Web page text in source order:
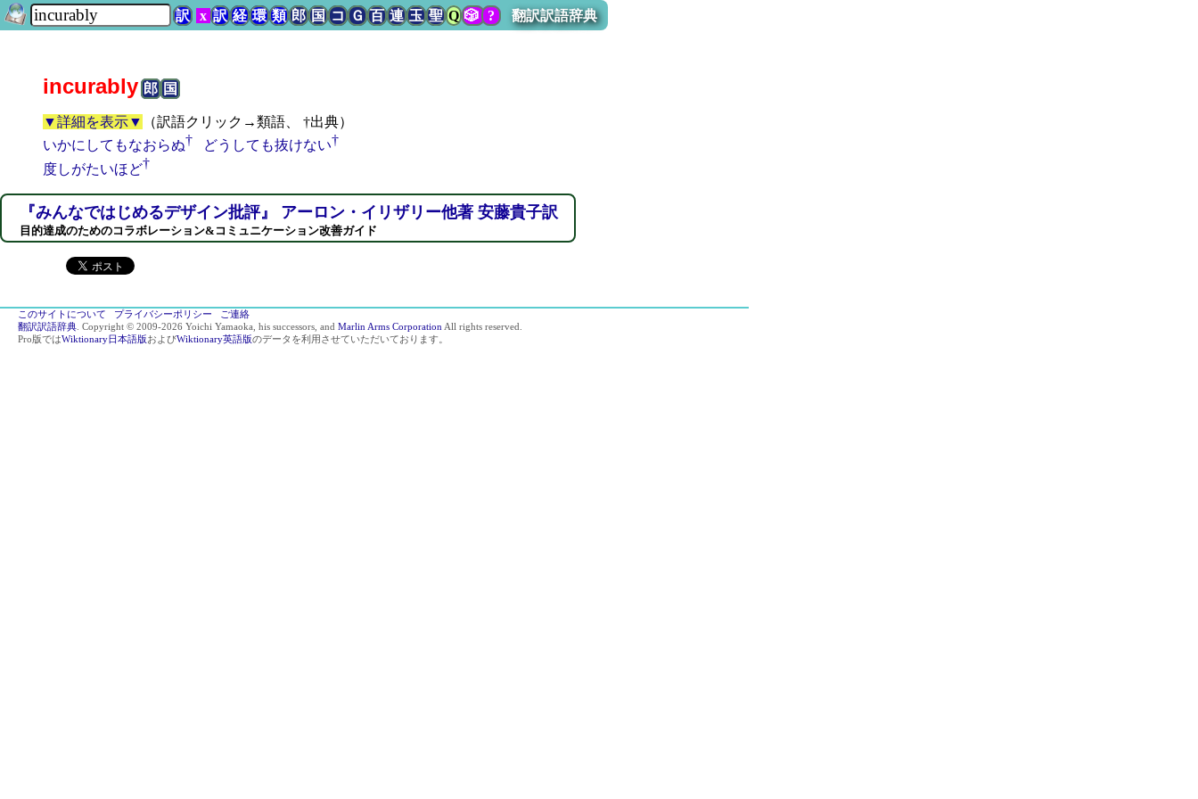
訳 x 訳 経 環 類 郎 国 コ Ｇ 百 連 玉 聖 Q 🎲? 翻訳訳語辞典
incurably郎 国
▼詳細を表示▼ （訳語クリック→類語、 †出典）
いかにしてもなおらぬ† どうしても抜けない†
度しがたいほど†
『みんなではじめるデザイン批評』 アーロン・イリザリー他著 安藤貴子訳
目的達成のためのコラボレーション&コミュニケーション改善ガイド
このサイトについて プライバシーポリシー
ご連絡
翻訳訳語辞典 . Copyright © 2009-2026 Yoichi Yamaoka, his successors, and Marlin Arms Corporation All rights reserved.
Pro版ではWiktionary日本語版およびWiktionary英語版のデータを利用させていただいております。